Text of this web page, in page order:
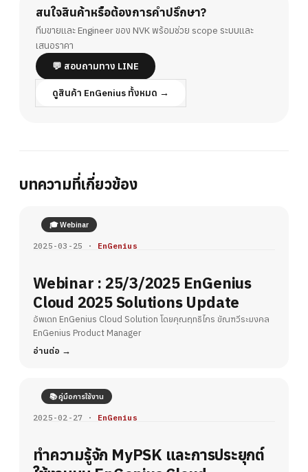
สนใจสินค้าหรือต้องการคำปรึกษา?
ทีมขายและ Engineer ของ NVK พร้อมช่วย scope ระบบและ
เสนอราคา
💬 สอบถามทาง LINE
ดูสินค้า EnGenius ทั้งหมด →
บทความที่เกี่ยวข้อง
🎓 Webinar
2025-03-25 · EnGenius
Webinar : 25/3/2025 EnGenius
Cloud 2025 Solutions Update
อัพเดท EnGenius Cloud Solution โดยคุณฤทธิไกร ขัณฑวีระมงคล
EnGenius Product Manager
อ่านต่อ
📚 คู่มือการใช้งาน
2025-02-27 · EnGenius
ทำความรู้จัก MyPSK และการประยุกต์